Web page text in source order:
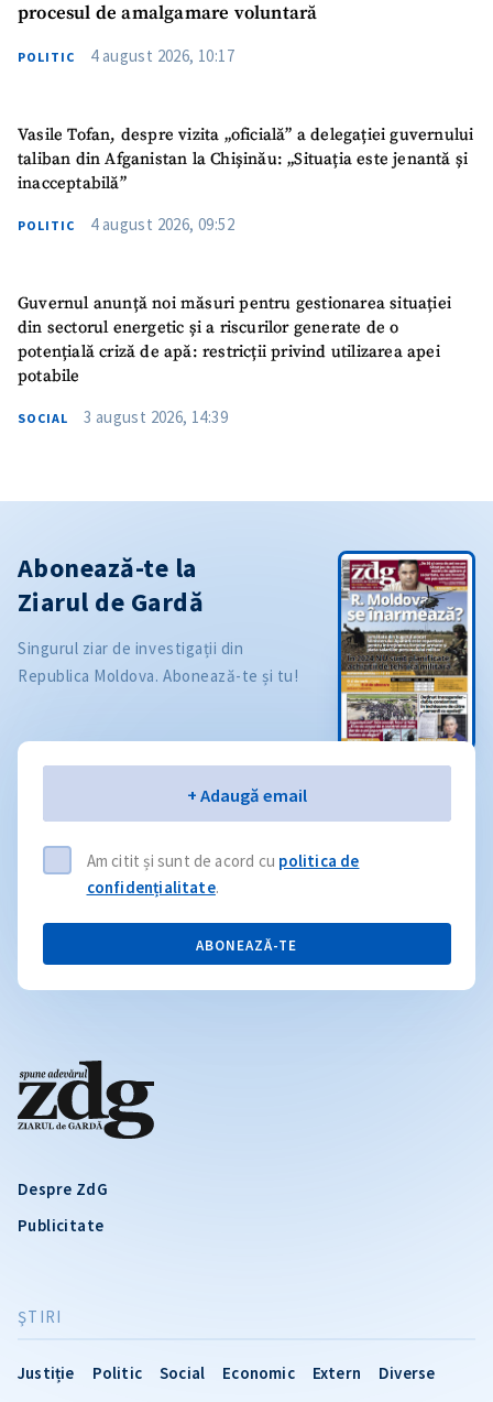
procesul de amalgamare voluntară
POLITIC 4 august 2026, 10:17
Vasile Tofan, despre vizita „oficială” a delegației guvernului
taliban din Afganistan la Chișinău: „Situația este jenantă și
inacceptabilă”
POLITIC 4 august 2026, 09:52
Guvernul anunță noi măsuri pentru gestionarea situației
din sectorul energetic și a riscurilor generate de o
potențială criză de apă: restricții privind utilizarea apei
potabile
SOCIAL 3 august 2026, 14:39
Despre ZdG
Publicitate
ŞTIRI
Justiție Politic Social Economic Extern Diverse
Abonează-te la
Ziarul de Gardă
Singurul ziar de investigații din
Republica Moldova. Abonează-te și tu!
+ Adaugă email
Am citit și sunt de acord cu politica de
confidențialitate.
ABONEAZĂ-TE